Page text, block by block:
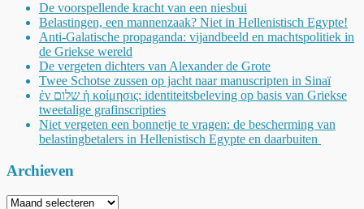
De voorspellende kracht van een niesbui
Belastingen, een mannenzaak? Niet in Hellenistisch Egypte!
Anti-Galatische propaganda: vijandbeeld en machtspolitiek in
de Griekse wereld
De vergeten dichters van Alexander de Grote
Twee Schotse zussen op jacht naar manuscripten in Sinaï
ἐν שלום ἡ κοίμησις: identiteitsbeleving op basis van Griekse
tweetalige grafinscripties
Niet vergeten een bonnetje te vragen: de bescherming van
belastingbetalers in Hellenistisch Egypte en daarbuiten
Archieven
Archieven